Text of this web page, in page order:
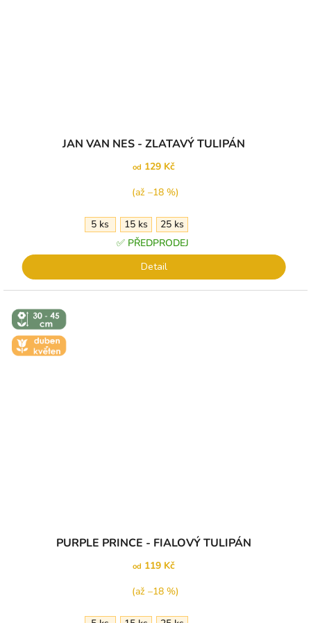
JAN VAN NES - ZLATAVÝ TULIPÁN
od 129 Kč
(až –18 %)
5 ks 15 ks
25 ks
✅ PŘEDPRODEJ
Detail
↕️ VÝŠKA 30
- 45 CM
🌼 KVĚT -
DUBEN-
KVĚTEN
hodnocení
je
z
PURPLE PRINCE - FIALOVÝ TULIPÁN
od 119 Kč
(až –18 %)